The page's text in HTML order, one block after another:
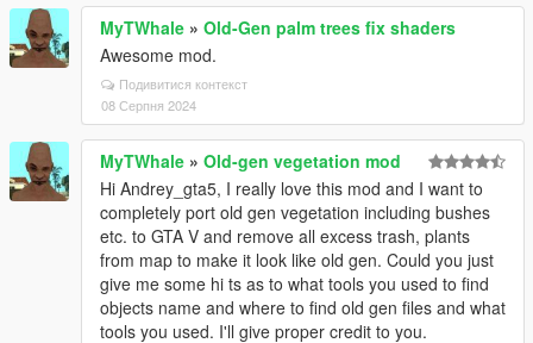
MyTWhale » Old-Gen palm trees fix shaders
Awesome mod.
Подивитися контекст
08 Серпня 2024
MyTWhale » Old-gen vegetation mod
Hi Andrey_gta5, I really love this mod and I want to
completely port old gen vegetation including bushes
etc. to GTA V and remove all excess trash, plants
from map to make it look like old gen. Could you just
give me some hi ts as to what tools you used to find
objects name and where to find old gen files and what
tools you used. I'll give proper credit to you.